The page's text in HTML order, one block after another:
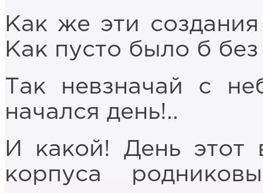
Как же эти
Как пусто было б без
Так невзначай с
начался день!..
И какой! День этот
корпуса